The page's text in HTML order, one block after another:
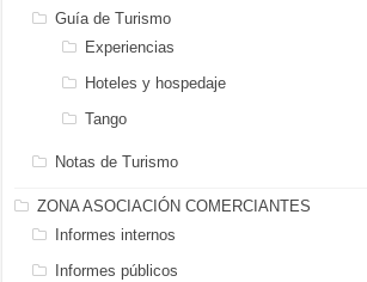
Guía de Turismo
Experiencias
Hoteles y hospedaje
Tango
Notas de Turismo
ZONA ASOCIACIÓN COMERCIANTES
Informes internos
Informes públicos